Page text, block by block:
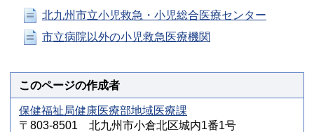
北九州市立小児救急・小児総合医療センター
市立病院以外の小児救急医療機関
このページの作成者
保健福祉局健康医療部地域医療課
〒803-8501 北九州市小倉北区城内1番1号